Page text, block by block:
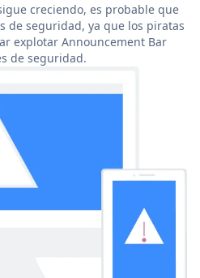
creciendo, es probable que
de seguridad, ya que los piratas
explotar Announcement Bar
de seguridad.